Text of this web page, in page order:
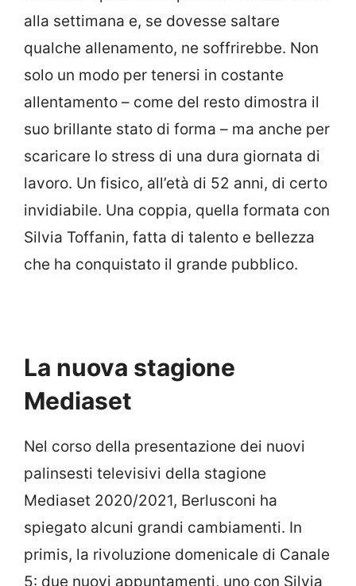
alla settimana e, se dovesse saltare
qualche allenamento, ne soffrirebbe. Non
solo un modo per tenersi in costante
allentamento – come del resto dimostra il
suo brillante stato di forma – ma anche per
scaricare lo stress di una dura giornata di
lavoro. Un fisico, all’età di 52 anni, di certo
invidiabile. Una coppia, quella formata con
Silvia Toffanin, fatta di talento e bellezza
che ha conquistato il grande pubblico.
La nuova stagione
Mediaset
Nel corso della presentazione dei nuovi
palinsesti televisivi della stagione
Mediaset 2020/2021, Berlusconi ha
spiegato alcuni grandi cambiamenti. In
primis, la rivoluzione domenicale di Canale
5: due nuovi appuntamenti, uno con Silvia